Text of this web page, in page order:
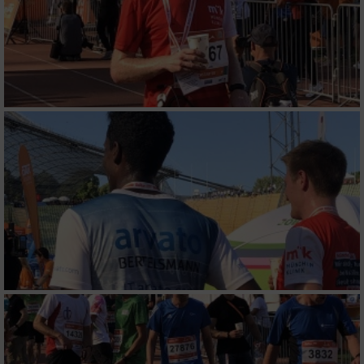
Messung der Werbeleistung
Messung der Performance von Inhalten
Analyse von Zielgruppen durch Statistiken
oder Kombinationen von Daten aus
verschiedenen Quellen
Entwicklung und Verbesserung der Angebote
Verwendung reduzierter Daten zur Auswahl
von Inhalten
IAB-Besonderheiten:
Verwendung genauer Standortdaten
Geräte anhand von aktiv angeforderten
Informationen identifizieren